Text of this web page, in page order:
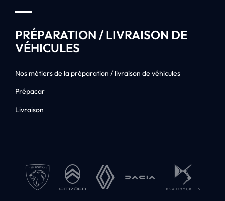
PRÉPARATION / LIVRAISON DE
VÉHICULES
Nos métiers de la préparation / livraison de véhicules
Prépacar
Livraison